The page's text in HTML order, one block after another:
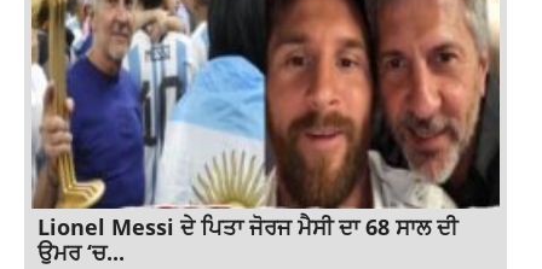
Lionel Messi ਦੇ ਪਿਤਾ ਜੋਰਜ ਮੈਸੀ ਦਾ 68 ਸਾਲ ਦੀ
ਉਮਰ ‘ਚ...